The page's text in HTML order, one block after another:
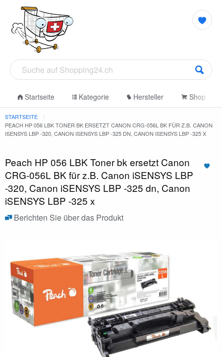
Startseite Kategorie Hersteller Shop
STARTSEITE
PEACH HP 056 LBK TONER BK ERSETZT CANON CRG-056L BK FÜR Z.B. CANON
ISENSYS LBP -320, CANON ISENSYS LBP -325 DN, CANON ISENSYS LBP -325 X
Peach HP 056 LBK Toner bk ersetzt Canon
CRG-056L BK für z.B. Canon iSENSYS LBP
-320, Canon iSENSYS LBP -325 dn, Canon
iSENSYS LBP -325 x
Berichten Sie über das Produkt